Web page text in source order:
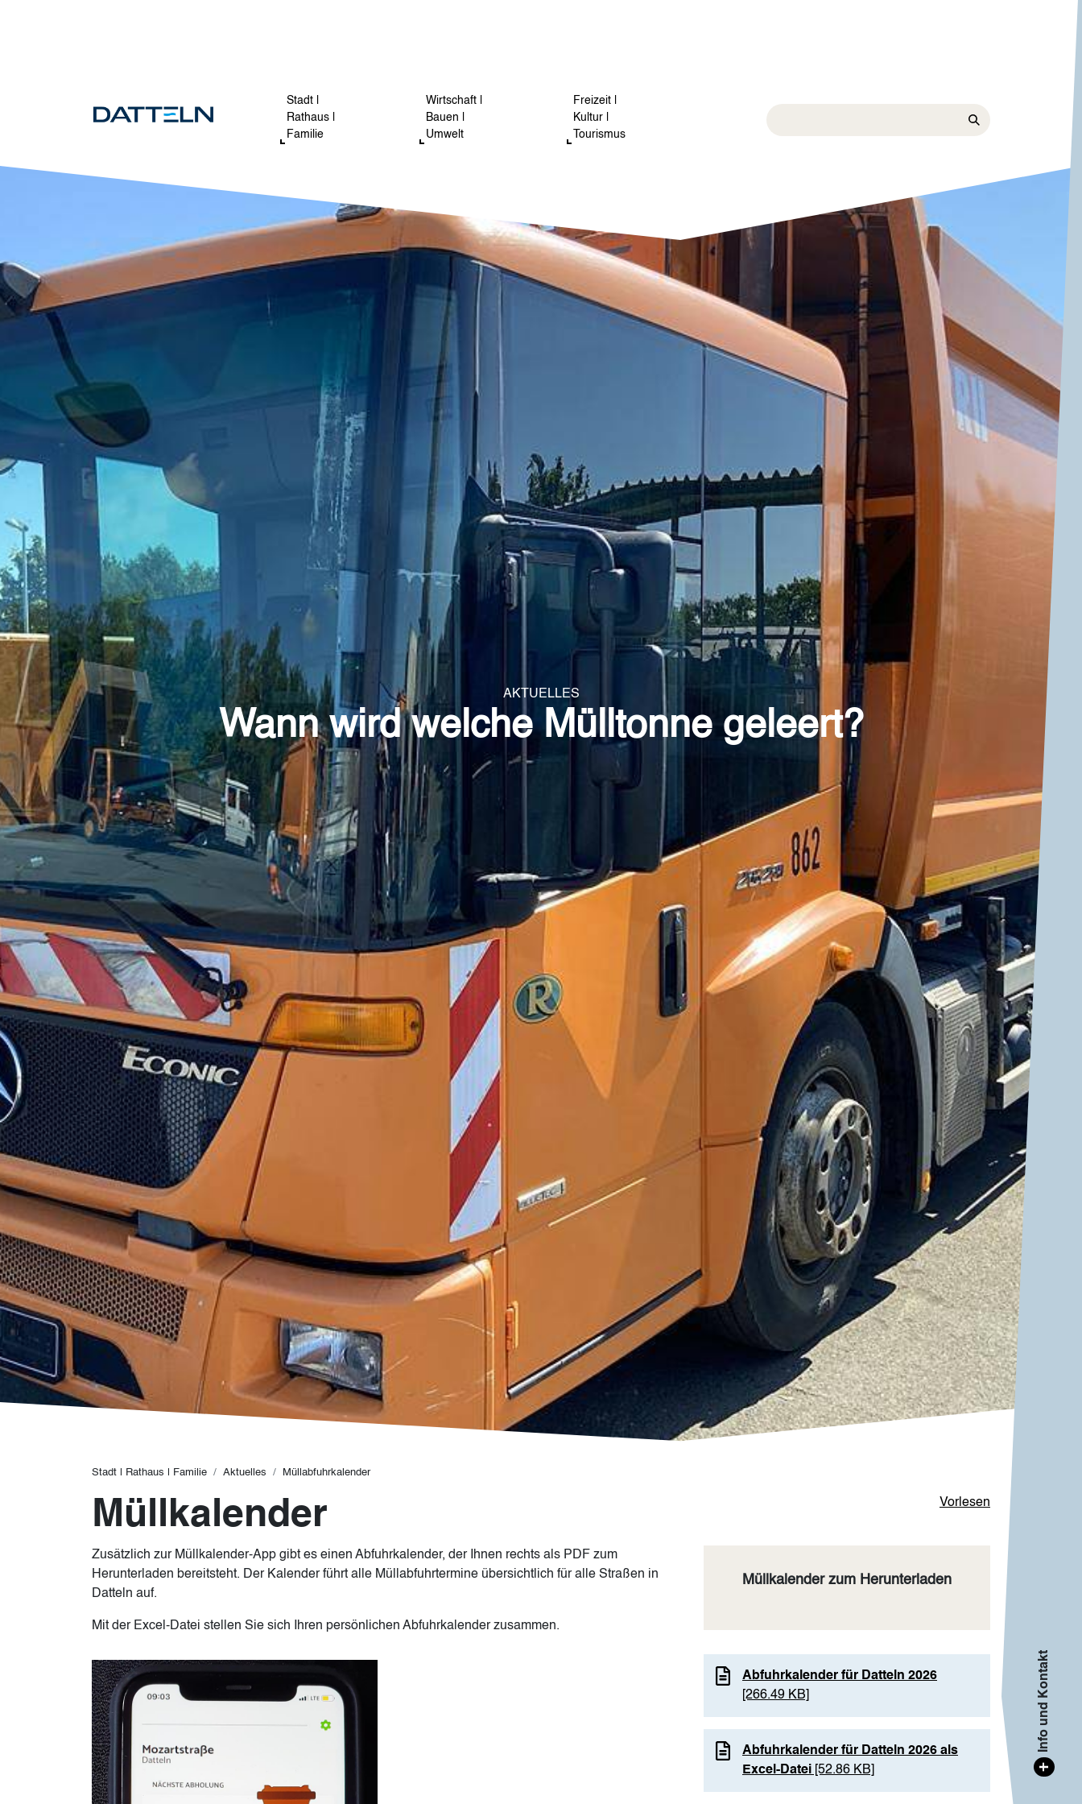
Stadt |
Rathaus |
Familie
Wirtschaft |
Bauen |
Umwelt
Freizeit |
Kultur |
Tourismus
AKTUELLES
Wann wird welche Mülltonne geleert?
Pfadnavigation
Stadt | Rathaus | Familie Aktuelles Müllabfuhrkalender
Vorlesen
Müllkalender
Zusätzlich zur Müllkalender-App gibt es einen Abfuhrkalender, der Ihnen rechts als PDF zum
Herunterladen bereitsteht. Der Kalender führt alle Müllabfuhrtermine übersichtlich für alle Straßen in
Datteln auf.
Mit der Excel-Datei stellen Sie sich Ihren persönlichen Abfuhrkalender zusammen.
Image
Müllkalender zum Herunterladen
Abfuhrkalender für Datteln 2026
[266.49 KB]
Abfuhrkalender für Datteln 2026 als
Excel-Datei [52.86 KB] +
Info und Kontakt